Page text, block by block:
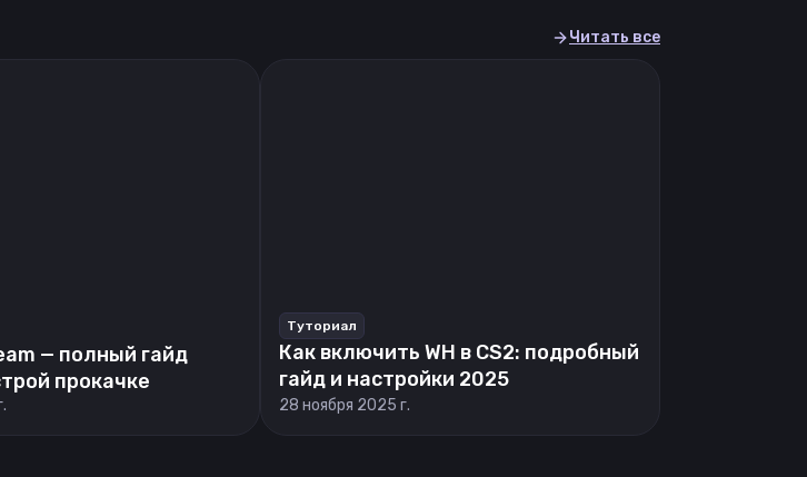
Читать все
— полный гайд
прокачке
Туториал
Как включить WH в CS2: подробный
гайд и настройки 2025
28 ноября 2025 г.